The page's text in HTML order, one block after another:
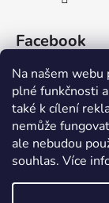
Na našem webu
plné funkčnosti
také k cílení
nemůže
ale nebudou
souhlas. Více
Facebook